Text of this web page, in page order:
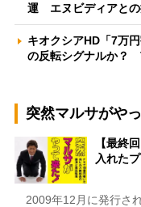
運 エヌビディアと
キオクシアHD「7万
の反転シグナルか？
突然マルサがや
【最終
入れた
2009年12月に発行さ